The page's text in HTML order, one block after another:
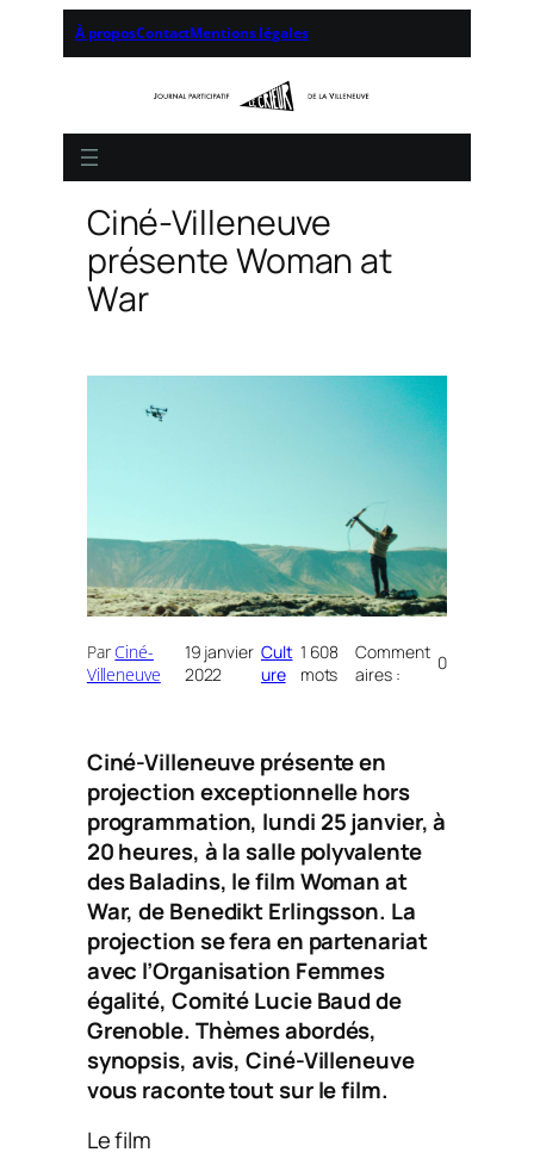
À proposContactMentions légales
Ciné-Villeneuve
présente Woman at
War
ParCiné-
Villeneuve
19 janvier
2022
Cult
ure
1 608
mots
Comment
aires :
0
Ciné-Villeneuve présente en
projection exceptionnelle hors
programmation, lundi 25 janvier, à
20 heures, à la salle polyvalente
des Baladins, le filmWomanat
War, de Benedikt Erlingsson. La
projection se fera en partenariat
avec l’Organisation Femmes
égalité, Comité Lucie Baud de
Grenoble. Thèmes abordés,
synopsis, avis, Ciné-Villeneuve
vous raconte tout sur le film.
Le film